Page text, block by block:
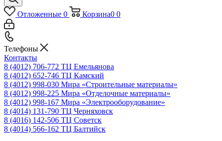
Отложенные 0 Корзина0 0
Телефоны
Контакты
8 (4012) 706-772 ТЦ Емельянова
8 (4012) 652-746 ТЦ Камский
8 (4012) 998-030 Мира «Строительные материалы»
8 (4012) 998-225 Мира «Отделочные материалы»
8 (4012) 998-167 Мира «Электрооборудование»
8 (4014) 131-790 ТЦ Черняховск
8 (4016) 142-506 ТЦ Советск
8 (4014) 566-162 ТЦ Балтийск